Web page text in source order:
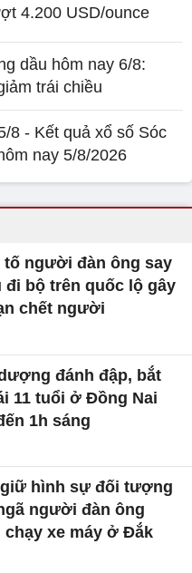
4.200 USD/ounce
dầu hôm nay 6/8:
trái chiều
8 - Kết quả xổ số Sóc
nay 5/8/2026
tố người đàn ông say
đi bộ trên quốc lộ gây
chết người
đánh đập, bắt
11 tuổi ở Đồng Nai
1h sáng
hình sự đối tượng
người đàn ông
chạy xe máy ở Đắk